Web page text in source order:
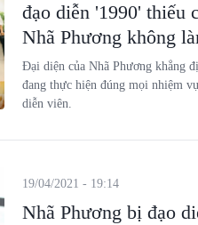
đạo diễn '1990' thiếu
Nhã Phương không
Đại diện của Nhã Phương khẳng
đang thực hiện đúng mọi nhiệm
diễn viên.
Nhã Phương bị đạo
19/04/2021 - 19:14